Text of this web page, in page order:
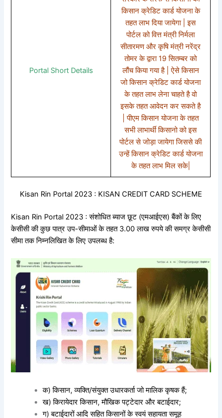
Portal Short Details
किसान क्रेडिट कार्ड योजना के
तहत लाभ दिया जायेगा | इस
पोर्टल को वित्त मंत्री निर्मला
सीतारमण और कृषि मंत्री नरेंद्र
तोमर के द्वारा 19 सितम्बर को
लौंच किया गया है | ऐसे किसान
जो किसान क्रेडिट कार्ड योजना
के तहत लाभ लेना चाहते है वो
इसके तहत आवेदन कर सकते है
| पीएम किसान योजना के तहत
सभी लाभार्थी किसानो को इस
पोर्टल से जोड़ा जायेगा जिससे की
उन्हें किसान क्रेडिट कार्ड योजना
के तहत लाभ मिल सके|
Kisan Rin Portal 2023 : KISAN CREDIT CARD SCHEME
Kisan Rin Portal 2023 : संशोधित ब्याज छूट (एमआईएस) बैंकों के लिए
केसीसी की कुछ पात्र उप-सीमाओं के तहत 3.00 लाख रुपये की समग्र केसीसी
सीमा तक निम्नलिखित के लिए उपलब्ध है:
क) किसान, व्यक्ति/संयुक्त उधारकर्ता जो मालिक कृषक हैं;
ख) किरायेदार किसान, मौखिक पट्टेदार और बटाईदार;
ग) बटाईदारों आदि सहित किसानों के स्वयं सहायता समूह